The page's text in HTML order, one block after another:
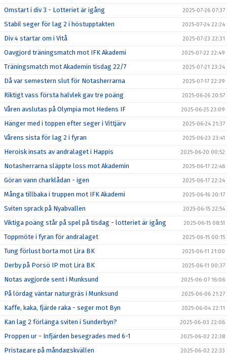
Omstart i div 3 - Lotteriet är igång 2025-07-26 07:37
Stabil seger för lag 2 i höstupptakten 2025-07-24 22:24
Div 4 startar om i Vitå 2025-07-23 22:31
Oavgjord träningsmatch mot IFK Akademi 2025-07-22 22:49
Träningsmatch mot Akademin tisdag 22/7 2025-07-21 23:24
Då var semestern slut för Notasherrarna 2025-07-17 22:39
Riktigt vass första halvlek gav tre poäng 2025-06-26 20:57
Våren avslutas på Olympia mot Hedens IF 2025-06-25 23:09
Hänger med i toppen efter seger i Vittjärv 2025-06-24 21:37
Vårens sista för lag 2 i fyran 2025-06-23 23:41
Heroisk insats av andralaget i Happis 2025-06-20 00:52
Notasherrarna släppte loss mot Akademin 2025-06-17 22:46
Göran vann charklådan - igen 2025-06-17 22:24
Många tillbaka i truppen mot IFK Akademi 2025-06-16 20:17
Sviten sprack på Nyabvallen 2025-06-15 22:54
Viktiga poäng står på spel på tisdag - lotteriet är igång 2025-06-15 08:51
Toppmöte i fyran för andralaget 2025-06-15 00:15
Tung förlust borta mot Lira BK 2025-06-11 21:00
Derby på Porsö IP mot Lira BK 2025-06-11 00:37
Notas avgjorde sent i Munksund 2025-06-07 16:06
På lördag väntar naturgräs i Munksund 2025-06-06 21:27
Kaffe, kaka, fjärde raka - seger mot Byn 2025-06-04 22:11
Kan lag 2 förlänga sviten i Sunderbyn? 2025-06-03 22:06
Proppen ur - Infjärden besegrades med 6-1 2025-06-02 22:38
Pristagare på måndagskvällen 2025-06-02 22:33